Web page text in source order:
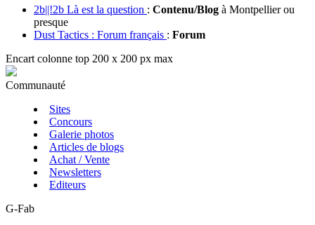
2b||!2b Là est la question : Contenu/Blog à Montpellier ou
presque
Dust Tactics : Forum français : Forum
Encart colonne top 200 x 200 px max
Communauté
Sites
Concours
Galerie photos
Articles de blogs
Achat / Vente
Newsletters
Editeurs
G-Fab